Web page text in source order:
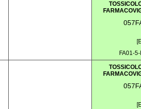
FA01-